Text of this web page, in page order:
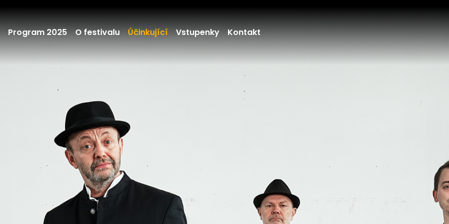
Program 2025 O festivalu Účinkující Vstupenky Kontakt